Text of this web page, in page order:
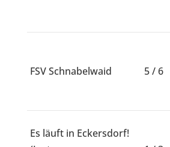
FSV Schnabelwaid 5 / 6
Es läuft in Eckersdorf!